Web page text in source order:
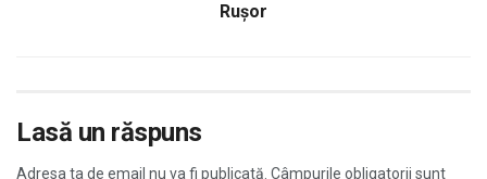
Rușor
Lasă un răspuns
Adresa ta de email nu va fi publicată. Câmpurile obligatorii sunt